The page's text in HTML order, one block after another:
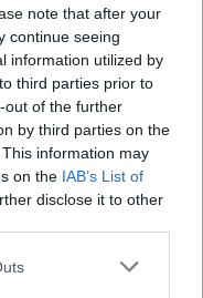
note that after your
continue seeing
information utilized by
third parties prior to
out of the further
by third parties on the
information may
on the IAB’s List of
disclose it to other
one or more Google
kérne tőle, hogy
meg vele a
ki. A korábbi
repüléstől, meg
kerületet.
A számait pont
elvtárs, aki
büszke volt